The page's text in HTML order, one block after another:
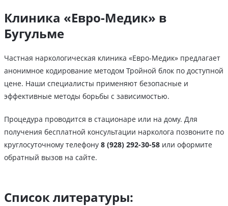
Клиника «Евро-Медик» в
Бугульме
Частная наркологическая клиника «Евро-Медик» предлагает
анонимное кодирование методом Тройной блок по доступной
цене. Наши специалисты применяют безопасные и
эффективные методы борьбы с зависимостью.
Процедура проводится в стационаре или на дому. Для
получения бесплатной консультации нарколога позвоните по
круглосуточному телефону 8 (928) 292-30-58 или оформите
обратный вызов на сайте.
Список литературы: